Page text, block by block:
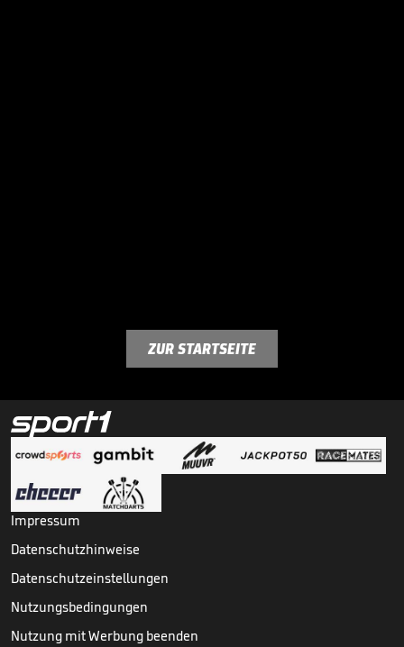
ZUR STARTSEITE
Impressum
Datenschutzhinweise
Datenschutzeinstellungen
Nutzungsbedingungen
Nutzung mit Werbung beenden